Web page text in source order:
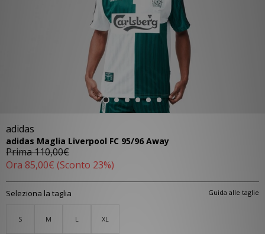
adidas
adidas Maglia Liverpool FC 95/96 Away
Prima110,00€
Ora 85,00€ (Sconto 23%)
Guida alle taglie
Seleziona la taglia
S M L XL